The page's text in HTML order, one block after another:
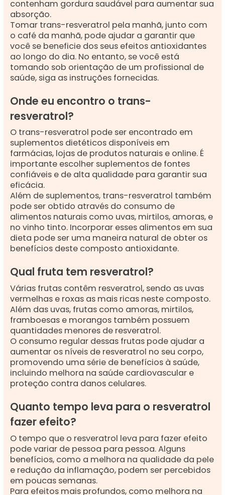
contenham gordura saudável para aumentar sua
absorção.
Tomar trans-resveratrol pela manhã, junto com
o café da manhã, pode ajudar a garantir que
você se beneficie dos seus efeitos antioxidantes
ao longo do dia. No entanto, se você está
tomando sob orientação de um profissional de
saúde, siga as instruções fornecidas.
Onde eu encontro o trans-
resveratrol?
O trans-resveratrol pode ser encontrado em
suplementos dietéticos disponíveis em
farmácias, lojas de produtos naturais e online. É
importante escolher suplementos de fontes
confiáveis e de alta qualidade para garantir sua
eficácia.
Além de suplementos, trans-resveratrol também
pode ser obtido através do consumo de
alimentos naturais como uvas, mirtilos, amoras, e
no vinho tinto. Incorporar esses alimentos em sua
dieta pode ser uma maneira natural de obter os
benefícios deste composto antioxidante.
Qual fruta tem resveratrol?
Várias frutas contêm resveratrol, sendo as uvas
vermelhas e roxas as mais ricas neste composto.
Além das uvas, frutas como amoras, mirtilos,
framboesas e morangos também possuem
quantidades menores de resveratrol.
O consumo regular dessas frutas pode ajudar a
aumentar os níveis de resveratrol no seu corpo,
promovendo uma série de benefícios à saúde,
incluindo melhora na saúde cardiovascular e
proteção contra danos celulares.
Quanto tempo leva para o resveratrol
fazer efeito?
O tempo que o resveratrol leva para fazer efeito
pode variar de pessoa para pessoa. Alguns
benefícios, como a melhora na qualidade da pele
e redução da inflamação, podem ser percebidos
em poucas semanas.
Para efeitos mais profundos, como melhora na